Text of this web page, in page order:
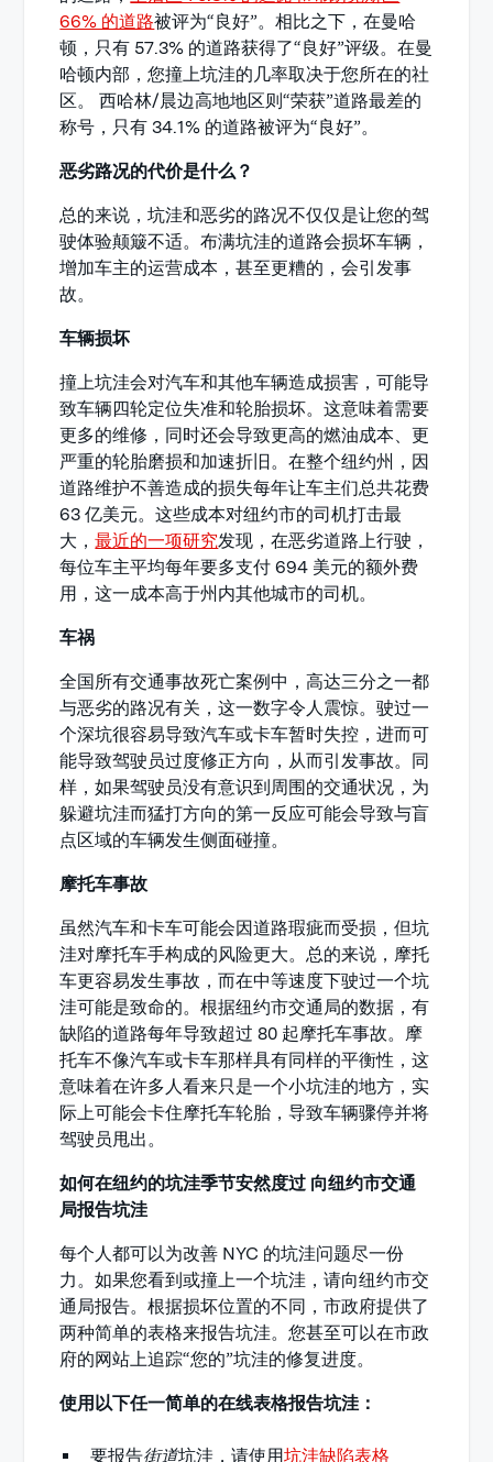
66% 的道路被评为“良好”。相比之下，在曼哈
顿，只有 57.3% 的道路获得了“良好”评级。在曼
哈顿内部，您撞上坑洼的几率取决于您所在的社
区。 西哈林/晨边高地地区则“荣获”道路最差的
称号，只有 34.1% 的道路被评为“良好”。
恶劣路况的代价是什么？
总的来说，坑洼和恶劣的路况不仅仅是让您的驾
驶体验颠簸不适。布满坑洼的道路会损坏车辆，
增加车主的运营成本，甚至更糟的，会引发事
故。
车辆损坏
撞上坑洼会对汽车和其他车辆造成损害，可能导
致车辆四轮定位失准和轮胎损坏。这意味着需要
更多的维修，同时还会导致更高的燃油成本、更
严重的轮胎磨损和加速折旧。在整个纽约州，因
道路维护不善造成的损失每年让车主们总共花费
63 亿美元。这些成本对纽约市的司机打击最
大，最近的一项研究发现，在恶劣道路上行驶，
每位车主平均每年要多支付 694 美元的额外费
用，这一成本高于州内其他城市的司机。
车祸
全国所有交通事故死亡案例中，高达三分之一都
与恶劣的路况有关，这一数字令人震惊。驶过一
个深坑很容易导致汽车或卡车暂时失控，进而可
能导致驾驶员过度修正方向，从而引发事故。同
样，如果驾驶员没有意识到周围的交通状况，为
躲避坑洼而猛打方向的第一反应可能会导致与盲
点区域的车辆发生侧面碰撞。
摩托车事故
虽然汽车和卡车可能会因道路瑕疵而受损，但坑
洼对摩托车手构成的风险更大。总的来说，摩托
车更容易发生事故，而在中等速度下驶过一个坑
洼可能是致命的。根据纽约市交通局的数据，有
缺陷的道路每年导致超过 80 起摩托车事故。摩
托车不像汽车或卡车那样具有同样的平衡性，这
意味着在许多人看来只是一个小坑洼的地方，实
际上可能会卡住摩托车轮胎，导致车辆骤停并将
驾驶员甩出。
如何在纽约的坑洼季节安然度过 向纽约市交通
局报告坑洼
每个人都可以为改善 NYC 的坑洼问题尽一份
力。如果您看到或撞上一个坑洼，请向纽约市交
通局报告。根据损坏位置的不同，市政府提供了
两种简单的表格来报告坑洼。您甚至可以在市政
府的网站上追踪“您的”坑洼的修复进度。
使用以下任一简单的在线表格报告坑洼：
要报告街道坑洼，请使用坑洼缺陷表格